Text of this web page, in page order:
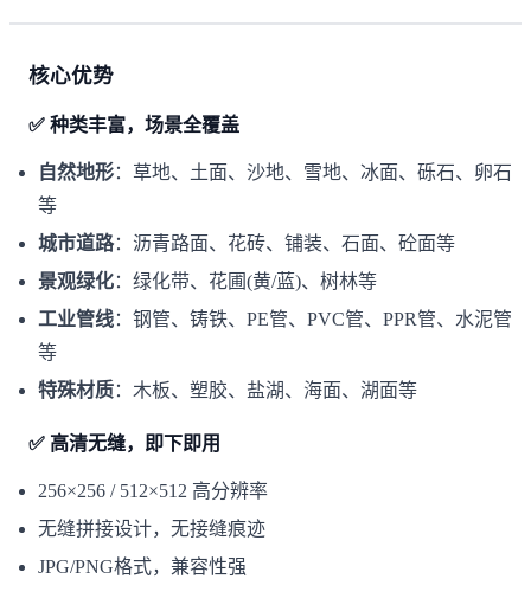
核心优势
✅ 种类丰富，场景全覆盖
自然地形：草地、土面、沙地、雪地、冰面、砾石、卵石
等
城市道路：沥青路面、花砖、铺装、石面、砼面等
景观绿化：绿化带、花圃(黄/蓝)、树林等
工业管线：钢管、铸铁、PE管、PVC管、PPR管、水泥管
等
特殊材质：木板、塑胶、盐湖、海面、湖面等
✅ 高清无缝，即下即用
256×256 / 512×512 高分辨率
无缝拼接设计，无接缝痕迹
JPG/PNG格式，兼容性强